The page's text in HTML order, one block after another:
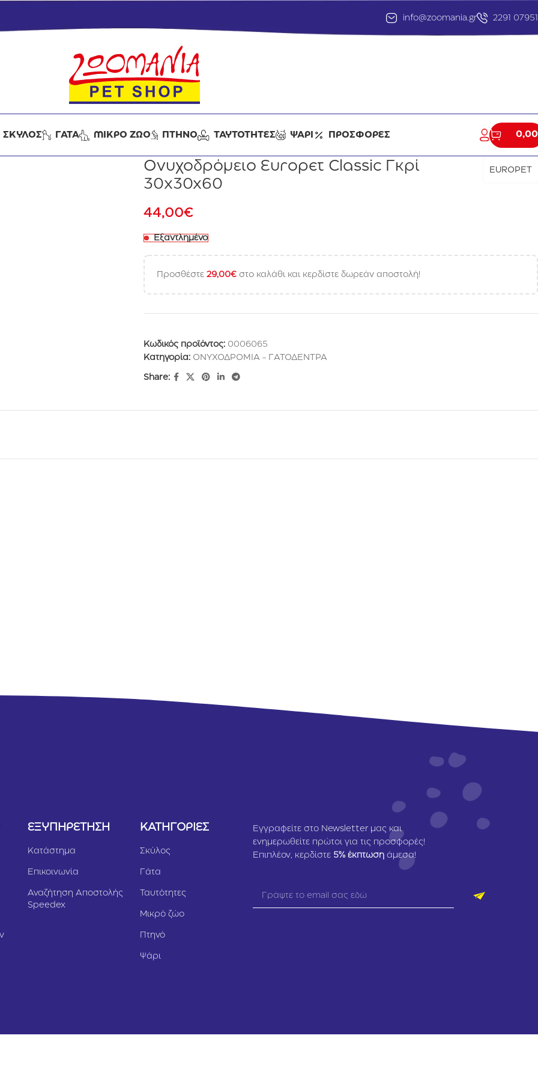
info@zoomania.gr 2291
ΣΚΥΛΟΣ ΓΑΤΑ ΜΙΚΡΟ ΖΩΟ ΠΤΗΝΟ ΤΑΥΤΟΤΗΤΕΣ ΨΑΡΙ ΠΡΟΣΦΟΡΕΣ 0,00
Ονυχοδρόμειο Europet Classic Γκρί
30x30x60
EUROPET
44,00€
Εξαντλημένο
Προσθέστε 29,00€ στο καλάθι και κερδίστε δωρεάν αποστολή!
Κωδικός προϊόντος: 0006065
Κατηγορία: ΟΝΥΧΟΔΡΟΜΙΑ - ΓΑΤΟΔΕΝΤΡΑ
Share:
ΕΞΥΠΗΡΕΤΗΣΗ
Κατάστημα
Επικοινωνία
Αναζήτηση Αποστολής
Speedex
ΚΑΤΗΓΟΡΙΕΣ
Σκύλος
Γάτα
Ταυτότητες
Μικρό ζώο
Πτηνό
Ψάρι
Εγγραφείτε στο Newsletter μας και
ενημερωθείτε πρώτοι για τις προσφορές!
Επιπλέον, κερδίστε 5% έκπτωση άμεσα!